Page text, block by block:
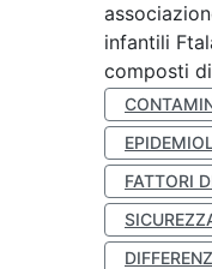
infantili
composti
FATTORI